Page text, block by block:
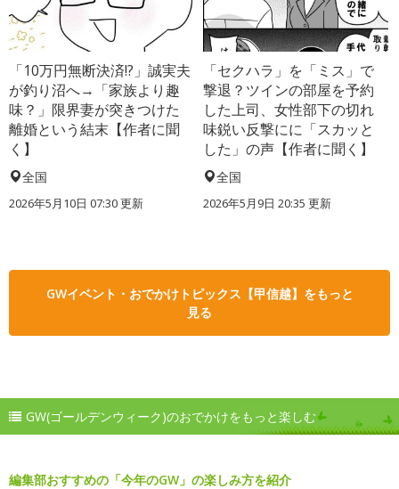
「10万円無断決済!?」誠実夫
が釣り沼へ→「家族より趣
味？」限界妻が突きつけた
離婚という結末【作者に聞
く】
全国
2026年5月10日 07:30 更新
「セクハラ」を「ミス」で
撃退？ツインの部屋を予約
した上司、女性部下の切れ
味鋭い反撃にに「スカッと
した」の声【作者に聞く】
全国
2026年5月9日 20:35 更新
GWイベント・おでかけトピックス【甲信越】をもっと
見る
GW(ゴールデンウィーク)のおでかけをもっと楽しむ
編集部おすすめの「今年のGW」の楽しみ方を紹介